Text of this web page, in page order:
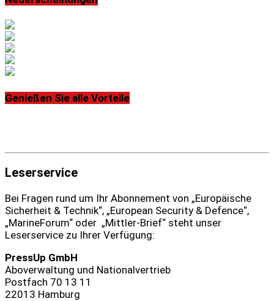
Genießen Sie alle Vorteile
Leserservice
Bei Fragen rund um Ihr Abonnement von „Europäische
Sicherheit & Technik“, „European Security & Defence“,
„MarineForum“ oder „Mittler-Brief“ steht unser
Leserservice zu Ihrer Verfügung:
PressUp GmbH
Aboverwaltung und Nationalvertrieb
Postfach 70 13 11
22013 Hamburg